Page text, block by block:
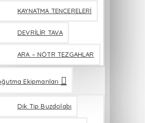
KAYNATMA TENCERELERİ
DEVRİLİR TAVA
ARA – NÖTR TEZGAHLAR
Ekipmanları
Dik Tip Buzdolabı